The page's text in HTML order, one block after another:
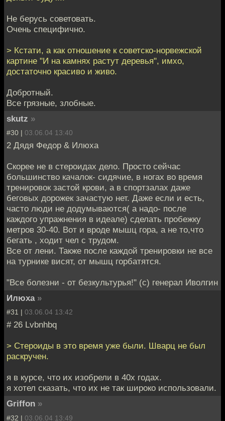
Не берусь советовать.
Очень специфично.
> Кстати, а как отношение к советско-норвежской
картине "И на камнях растут деревья", имхо,
достаточно красиво и живо.
Добротный.
Все грязные, злобные.
skutz »
#30 | 03.06.04 13:40
2 Дядя Федор & Илюха
Скорее не в стероидах дело. Просто сейчас
большинство качалок- сидячие, в ногах во время
тренировок застой крови, а в спортзалах даже
беговых дорожек зачастую нет. Даже если и есть,
часто люди не додумываются( а надо- после
каждого упражнения в идеале) сделать пробежку
метров 30-40. Вот и вроде мышц гора, а не то,что
бегать , ходит чел с трудом.
Все от лени. Также после каждой тренировки не все
на турнике висят, от мышц горбатятся.
"Все болезни - от безкультурья!" (с) генерал Иволгин
Илюха »
#31 | 03.06.04 13:42
# 26 Lvbnhbq
> Стероиды в это время уже были. Шварц не был
раскручен.
я в курсе, что их изобрели в 40х годах.
я хотел сказать, что их не так широко использовали.
Griffon »
#32 | 03.06.04 13:49